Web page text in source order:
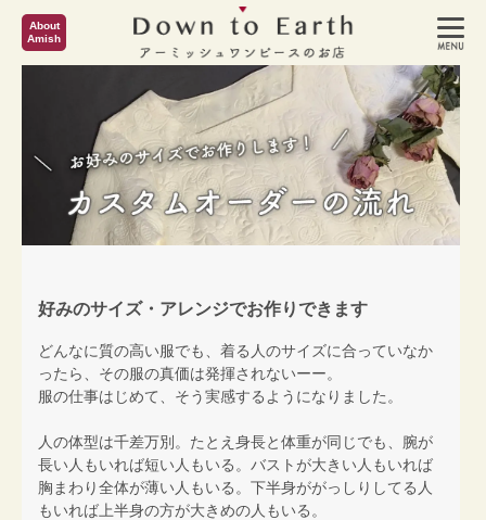
About
Amish
好みのサイズ・アレンジでお作りできます
どんなに質の高い服でも、着る人のサイズに合っていなか
ったら、その服の真価は発揮されないーー。
服の仕事はじめて、そう実感するようになりました。
人の体型は千差万別。たとえ身長と体重が同じでも、腕が
長い人もいれば短い人もいる。バストが大きい人もいれば
胸まわり全体が薄い人もいる。下半身ががっしりしてる人
もいれば上半身の方が大きめの人もいる。